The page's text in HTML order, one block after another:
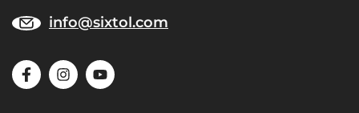
info@sixtol.com